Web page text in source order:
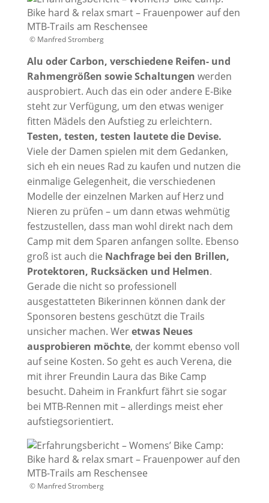
© Manfred Stromberg
Alu oder Carbon, verschiedene Reifen- und
Rahmengrößen sowie Schaltungen werden
ausprobiert. Auch das ein oder andere E-Bike
steht zur Verfügung, um den etwas weniger
fitten Mädels den Aufstieg zu erleichtern.
Testen, testen, testen lautete die Devise.
Viele der Damen spielen mit dem Gedanken,
sich eh ein neues Rad zu kaufen und nutzen die
einmalige Gelegenheit, die verschiedenen
Modelle der einzelnen Marken auf Herz und
Nieren zu prüfen – um dann etwas wehmütig
festzustellen, dass man wohl direkt nach dem
Camp mit dem Sparen anfangen sollte. Ebenso
groß ist auch die Nachfrage bei den Brillen,
Protektoren, Rucksäcken und Helmen.
Gerade die nicht so professionell
ausgestatteten Bikerinnen können dank der
Sponsoren bestens geschützt die Trails
unsicher machen. Weretwas Neues
ausprobieren möchte, der kommt ebenso voll
auf seine Kosten. So geht es auch Verena, die
mit ihrer Freundin Laura das Bike Camp
besucht. Daheim in Frankfurt fährt sie sogar
bei MTB-Rennen mit – allerdings meist eher
aufstiegsorientiert.
© Manfred Stromberg